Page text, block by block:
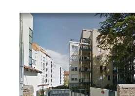
VILLEFRANCHE SUR SAONE 69
14 m
Ref : 32050
Parking à louer
82 €
par mois charges comprises